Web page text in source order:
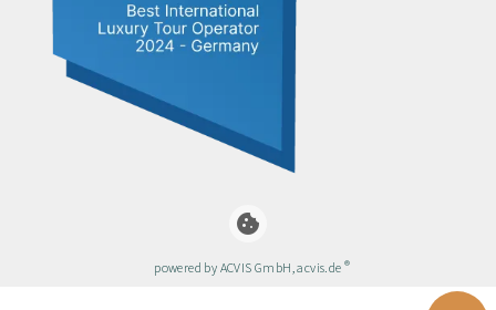
cookie
powered by ACVIS GmbH, acvis.de®